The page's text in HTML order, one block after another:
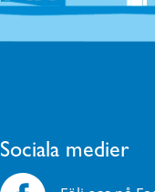
Sociala medier